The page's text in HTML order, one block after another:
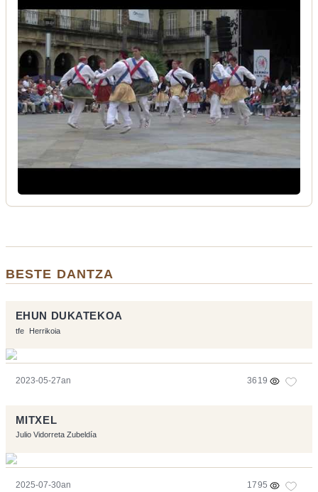
BESTE DANTZA
EHUN DUKATEKOA
tfe Herrikoia
2023-05-27an 3619
MITXEL
Julio Vidorreta Zubeldía
2025-07-30an 1795